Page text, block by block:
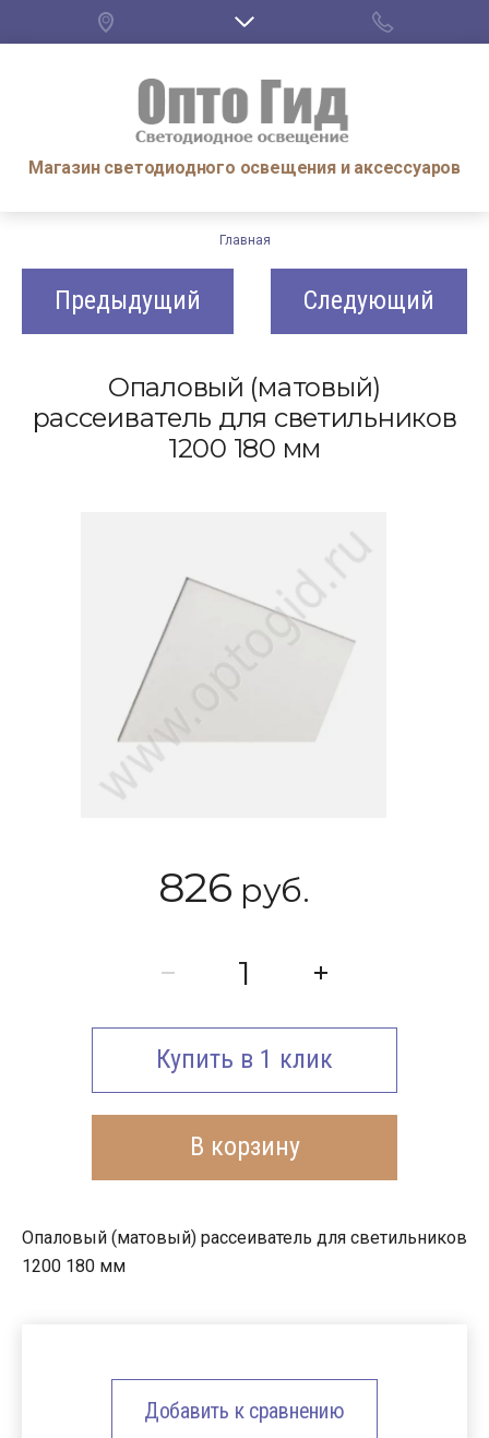
Магазин светодиодного освещения и аксессуаров
Главная
Предыдущий Следующий
Опаловый (матовый)
рассеиватель для светильников
1200 180 мм
826 руб.
В корзину
Купить в 1 клик
Опаловый (матовый) рассеиватель для светильников
1200 180 мм
Добавить к сравнению